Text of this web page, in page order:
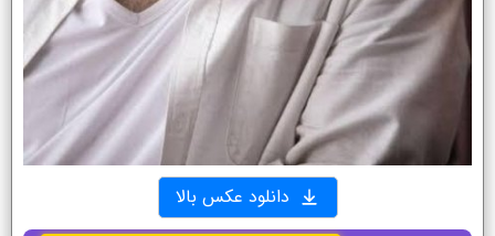
دانلود عکس بالا